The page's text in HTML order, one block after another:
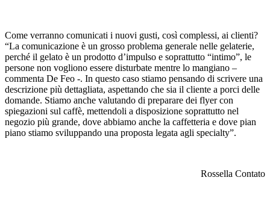
Come verranno comunicati i nuovi gusti, così complessi, ai clienti?
“La comunicazione è un grosso problema generale nelle gelaterie,
perché il gelato è un prodotto d’impulso e soprattutto “intimo”, le
persone non vogliono essere disturbate mentre lo mangiano –
commenta De Feo -. In questo caso stiamo pensando di scrivere una
descrizione più dettagliata, aspettando che sia il cliente a porci delle
domande. Stiamo anche valutando di preparare dei flyer con
spiegazioni sul caffè, mettendoli a disposizione soprattutto nel
negozio più grande, dove abbiamo anche la caffetteria e dove pian
piano stiamo sviluppando una proposta legata agli specialty”.
Rossella Contato